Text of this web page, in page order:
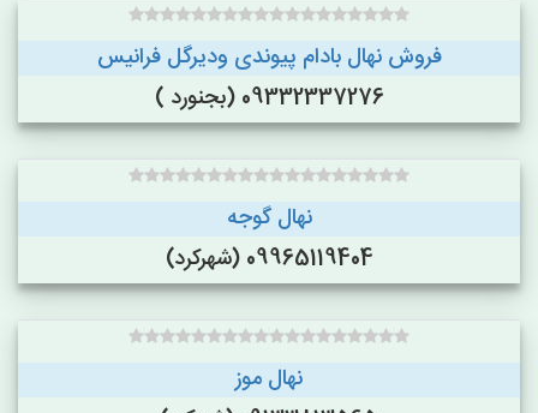
فروش نهال بادام پیوندی ودیرگل فرانیس
09332337276 (بجنورد )
نهال گوجه
09965119404 (شهرکرد)
نهال موز